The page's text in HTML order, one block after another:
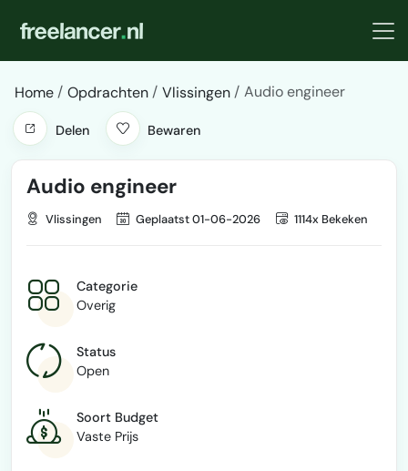
Home Opdrachten Vlissingen Audio engineer
Delen Bewaren
Audio engineer
Vlissingen Geplaatst 01-06-2026 1114x Bekeken
Categorie
Overig
Status
Open
Soort Budget
Vaste Prijs